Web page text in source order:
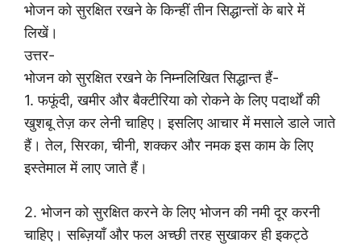
भोजन को सुरक्षित रखने के किन्हीं तीन सिद्धान्तों के बारे में
लिखें।
उत्तर-
भोजन को सुरक्षित रखने के निम्नलिखित सिद्धान्त हैं-
1. फफूंदी, खमीर और बैक्टीरिया को रोकने के लिए पदार्थों की
खुशबू तेज़ कर लेनी चाहिए। इसलिए आचार में मसाले डाले जाते
हैं। तेल, सिरका, चीनी, शक्कर और नमक इस काम के लिए
इस्तेमाल में लाए जाते हैं।
2. भोजन को सुरक्षित करने के लिए भोजन की नमी दूर करनी
चाहिए। सब्ज़ियाँ और फल अच्छी तरह सुखाकर ही इकट्ठे